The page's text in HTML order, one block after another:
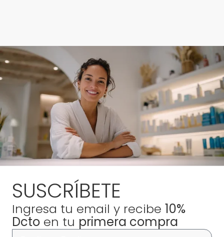
SUSCRÍBETE
Ingresa tu email y recibe 10%
Dcto en tu primera compra